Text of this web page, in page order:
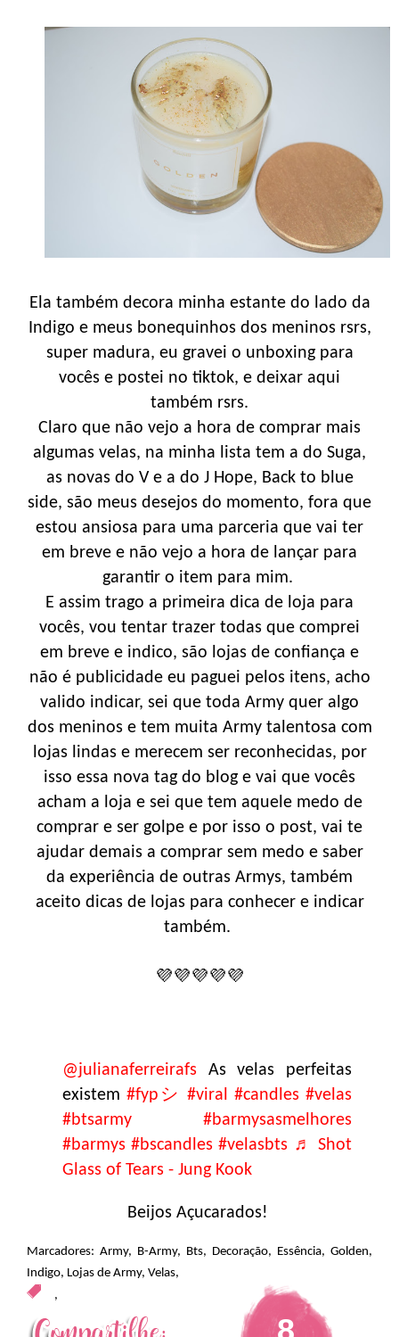
Ela também decora minha estante do lado da
Indigo e meus bonequinhos dos meninos rsrs,
super madura, eu gravei o unboxing para
vocês e postei no tiktok, e deixar aqui
também rsrs.
Claro que não vejo a hora de comprar mais
algumas velas, na minha lista tem a do Suga,
as novas do V e a do J Hope, Back to blue
side, são meus desejos do momento, fora que
estou ansiosa para uma parceria que vai ter
em breve e não vejo a hora de lançar para
garantir o item para mim.
E assim trago a primeira dica de loja para
vocês, vou tentar trazer todas que comprei
em breve e indico, são lojas de confiança e
não é publicidade eu paguei pelos itens, acho
valido indicar, sei que toda Army quer algo
dos meninos e tem muita Army talentosa com
lojas lindas e merecem ser reconhecidas, por
isso essa nova tag do blog e vai que vocês
acham a loja e sei que tem aquele medo de
comprar e ser golpe e por isso o post, vai te
ajudar demais a comprar sem medo e saber
da experiência de outras Armys, também
aceito dicas de lojas para conhecer e indicar
também.
💜💜💜💜💜
@julianaferreirafs As velas perfeitas
existem#fypシ #viral #candles #velas
#btsarmy
#barmysasmelhores
#barmys #bscandles #velasbts ♬ Shot
Glass of Tears - Jung Kook
Beijos Açucarados!
Marcadores: Army, B-Army, Bts, Decoração, Essência, Golden,
Indigo, Lojas de Army, Velas,
,